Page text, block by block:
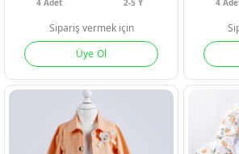
BEYAZ MİNT
Sipariş vermek için
Üye Ol